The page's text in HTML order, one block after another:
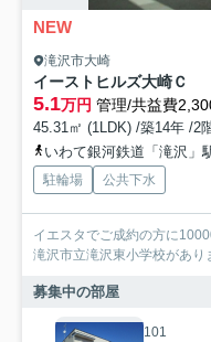
NEW
滝沢市大崎
イーストヒルズ大崎Ｃ
5.1万円 管理/共益費
45.31㎡ (1LDK) /築14年 /2
いわて銀河鉄道「滝沢」
駐輪場 公共下水
イエスタでご成約の方に
滝沢市立滝沢東小学校があ
募集中の部屋
101